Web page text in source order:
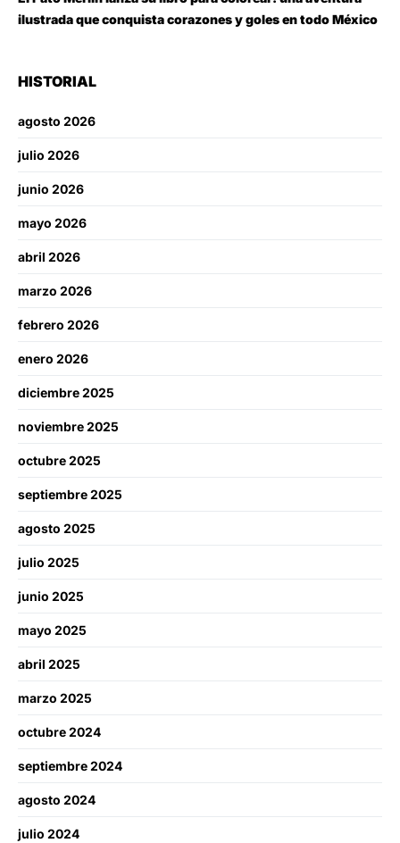
ilustrada que conquista corazones y goles en todo México
HISTORIAL
agosto 2026
julio 2026
junio 2026
mayo 2026
abril 2026
marzo 2026
febrero 2026
enero 2026
diciembre 2025
noviembre 2025
octubre 2025
septiembre 2025
agosto 2025
julio 2025
junio 2025
mayo 2025
abril 2025
marzo 2025
octubre 2024
septiembre 2024
agosto 2024
julio 2024